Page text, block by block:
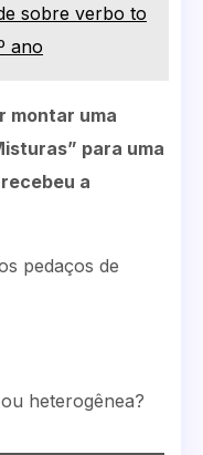
sobre verbo to
ano
montar uma
para uma
a
pedaços de
heterogênea?